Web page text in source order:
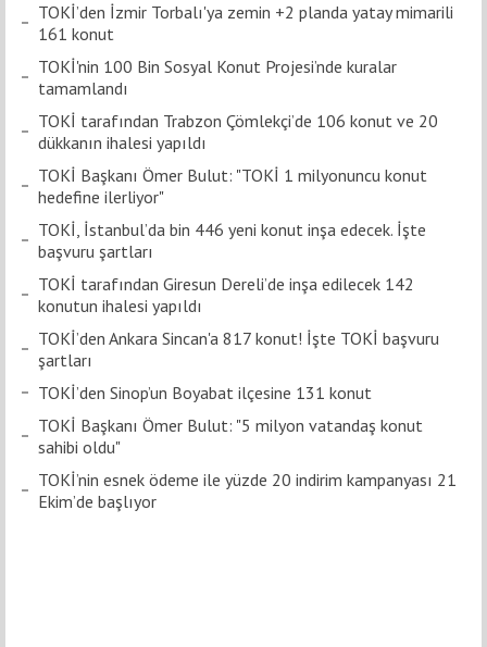
TOKİ’den İzmir Torbalı'ya zemin +2 planda yatay mimarili
161 konut
TOKİ'nin 100 Bin Sosyal Konut Projesi’nde kuralar
tamamlandı
TOKİ tarafından Trabzon Çömlekçi’de 106 konut ve 20
dükkanın ihalesi yapıldı
TOKİ Başkanı Ömer Bulut: "TOKİ 1 milyonuncu konut
hedefine ilerliyor"
TOKİ, İstanbul’da bin 446 yeni konut inşa edecek. İşte
başvuru şartları
TOKİ tarafından Giresun Dereli’de inşa edilecek 142
konutun ihalesi yapıldı
TOKİ’den Ankara Sincan'a 817 konut! İşte TOKİ başvuru
şartları
TOKİ’den Sinop’un Boyabat ilçesine 131 konut
TOKİ Başkanı Ömer Bulut: "5 milyon vatandaş konut
sahibi oldu"
TOKİ’nin esnek ödeme ile yüzde 20 indirim kampanyası 21
Ekim’de başlıyor